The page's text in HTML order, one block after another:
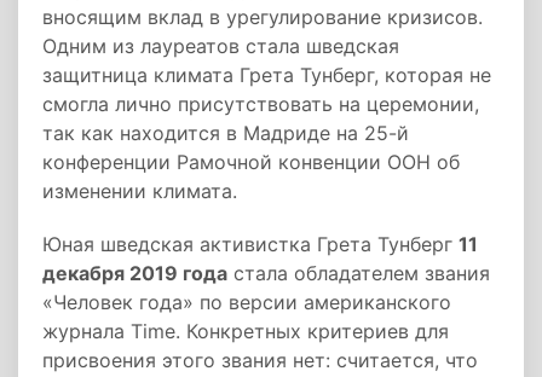
вносящим вклад в урегулирование кризисов.
Одним из лауреатов стала шведская
защитница климата Грета Тунберг, которая не
смогла лично присутствовать на церемонии,
так как находится в Мадриде на 25-й
конференции Рамочной конвенции ООН об
изменении климата.
Юная шведская активистка Грета Тунберг 11
декабря 2019 года стала обладателем звания
«Человек года» по версии американского
журнала Time. Конкретных критериев для
присвоения этого звания нет: считается, что